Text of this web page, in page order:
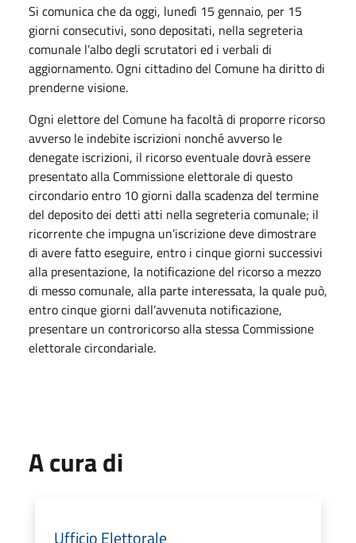
Si comunica che da oggi, lunedì 15 gennaio, per 15
giorni consecutivi, sono depositati, nella segreteria
comunale l’albo degli scrutatori ed i verbali di
aggiornamento. Ogni cittadino del Comune ha diritto di
prenderne visione.
Ogni elettore del Comune ha facoltà di proporre ricorso
avverso le indebite iscrizioni nonché avverso le
denegate iscrizioni, il ricorso eventuale dovrà essere
presentato alla Commissione elettorale di questo
circondario entro 10 giorni dalla scadenza del termine
del deposito dei detti atti nella segreteria comunale; il
ricorrente che impugna un’iscrizione deve dimostrare
di avere fatto eseguire, entro i cinque giorni successivi
alla presentazione, la notificazione del ricorso a mezzo
di messo comunale, alla parte interessata, la quale può,
entro cinque giorni dall’avvenuta notificazione,
presentare un controricorso alla stessa Commissione
elettorale circondariale.
A cura di
Ufficio Elettorale